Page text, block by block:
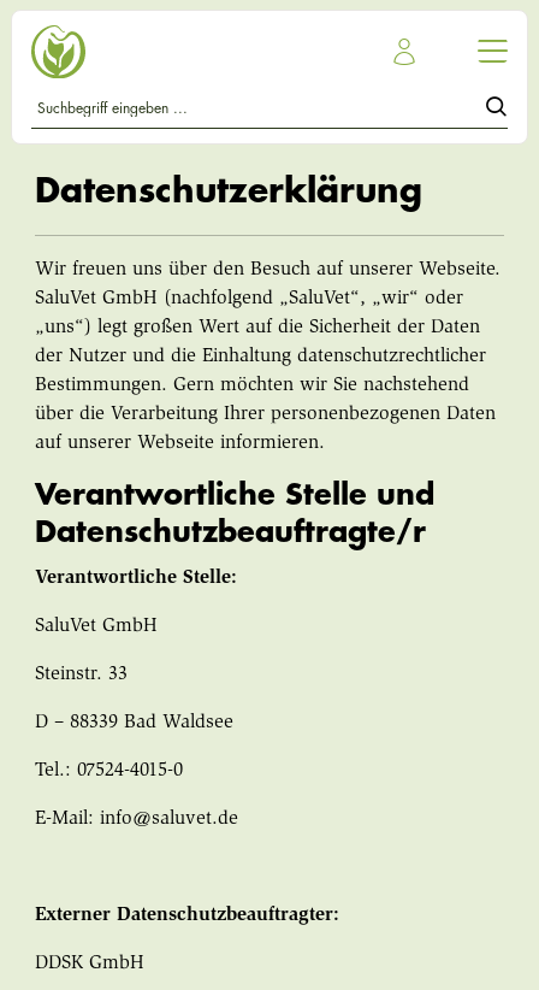
Datenschutzerklärung
Wir freuen uns über den Besuch auf unserer Webseite.
SaluVet GmbH (nachfolgend „SaluVet“, „wir“ oder
„uns“) legt großen Wert auf die Sicherheit der Daten
der Nutzer und die Einhaltung datenschutzrechtlicher
Bestimmungen. Gern möchten wir Sie nachstehend
über die Verarbeitung Ihrer personenbezogenen Daten
auf unserer Webseite informieren.
Verantwortliche Stelle und
Datenschutzbeauftragte/r
Verantwortliche Stelle:
SaluVet GmbH
Steinstr. 33
D – 88339 Bad Waldsee
Tel.: 07524-4015-0
E-Mail: info@saluvet.de
Externer Datenschutzbeauftragter:
DDSK GmbH